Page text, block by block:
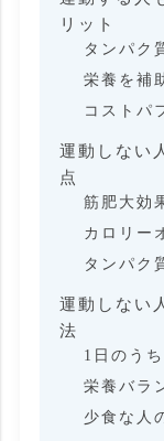
リット
タンパク
栄養を補
コストパ
運動しない
点
筋肥大効
カロリー
タンパク
運動しない
法
1日のう
栄養バラ
少食な人